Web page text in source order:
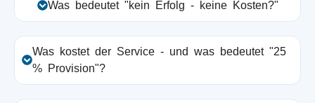
Was bedeutet "kein Erfolg - keine Kosten?"
Was kostet der Service - und was bedeutet "25
% Provision"?